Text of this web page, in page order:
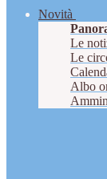
Novità
Le
Le
Albo